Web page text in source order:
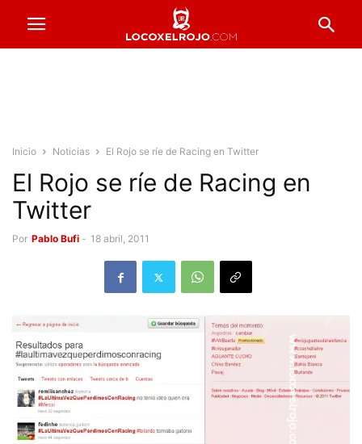
Inicio Noticias El Rojo se ríe de Racing en Twitter
El Rojo se ríe de Racing en
Twitter
Por Pablo Bufi - 18 abril, 2011